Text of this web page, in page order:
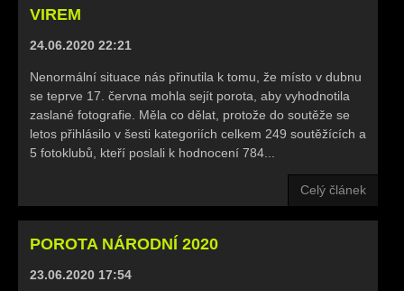
VIREM
24.06.2020 22:21
Nenormální situace nás přinutila k tomu, že místo v dubnu
se teprve 17. června mohla sejít porota, aby vyhodnotila
zaslané fotografie. Měla co dělat, protože do soutěže se
letos přihlásilo v šesti kategoriích celkem 249 soutěžících a
5 fotoklubů, kteří poslali k hodnocení 784...
Celý článek
POROTA NÁRODNÍ 2020
23.06.2020 17:54